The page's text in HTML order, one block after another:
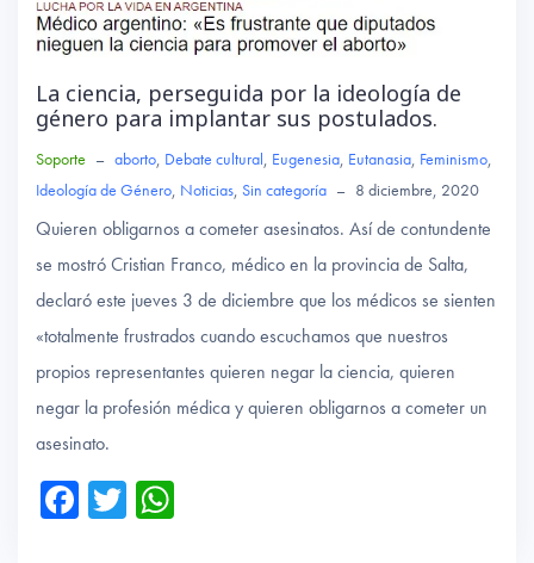
La ciencia, perseguida por la ideología de
género para implantar sus postulados.
Soporte – aborto, Debate cultural, Eugenesia, Eutanasia, Feminismo,
Ideología de Género, Noticias, Sin categoría – 8 diciembre, 2020
Quieren obligarnos a cometer asesinatos. Así de contundente
se mostró Cristian Franco, médico en la provincia de Salta,
declaró este jueves 3 de diciembre que los médicos se sienten
«totalmente frustrados cuando escuchamos que nuestros
propios representantes quieren negar la ciencia, quieren
negar la profesión médica y quieren obligarnos a cometer un
asesinato.
Fa T